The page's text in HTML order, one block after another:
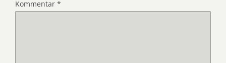
Kommentar *